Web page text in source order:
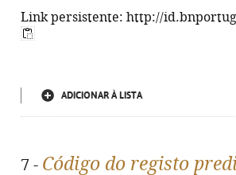
Link persistente: http://
ADICIONAR À LISTA
7 - Código do registo